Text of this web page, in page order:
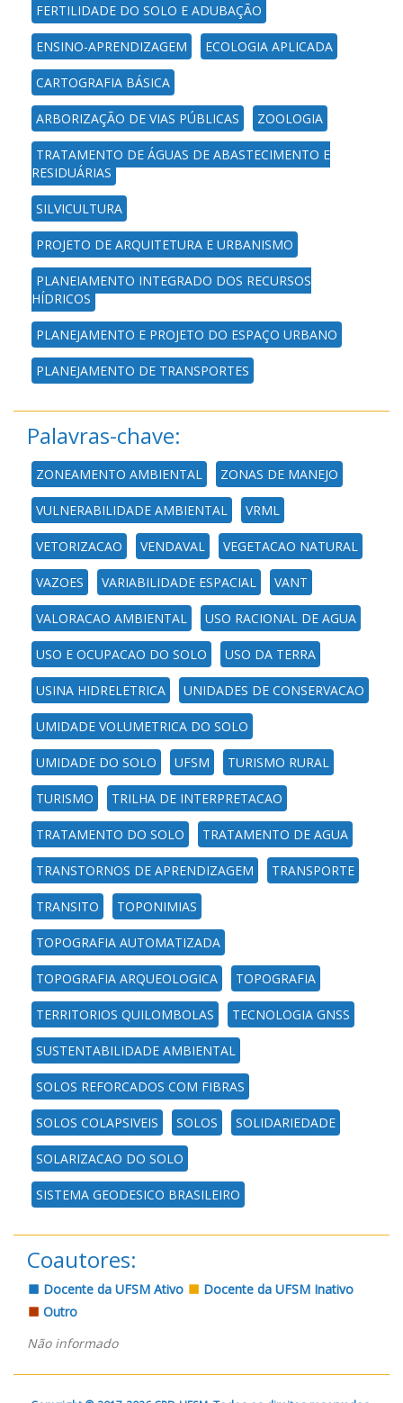
FERTILIDADE DO SOLO E ADUBAÇÃO
ENSINO-APRENDIZAGEM ECOLOGIA APLICADA
CARTOGRAFIA BÁSICA
ARBORIZAÇÃO DE VIAS PÚBLICAS ZOOLOGIA
TRATAMENTO DE ÁGUAS DE ABASTECIMENTO E
RESIDUÁRIAS
SILVICULTURA
PROJETO DE ARQUITETURA E URBANISMO
PLANEJAMENTO INTEGRADO DOS RECURSOS
HÍDRICOS
PLANEJAMENTO E PROJETO DO ESPAÇO URBANO
PLANEJAMENTO DE TRANSPORTES
Palavras-chave:
ZONEAMENTO AMBIENTAL ZONAS DE MANEJO
VULNERABILIDADE AMBIENTAL VRML
VETORIZACAO VENDAVAL VEGETACAO NATURAL
VAZOES VARIABILIDADE ESPACIAL VANT
VALORACAO AMBIENTAL USO RACIONAL DE AGUA
USO E OCUPACAO DO SOLO USO DA TERRA
USINA HIDRELETRICA UNIDADES DE CONSERVACAO
UMIDADE VOLUMETRICA DO SOLO
UMIDADE DO SOLO UFSM TURISMO RURAL
TURISMO TRILHA DE INTERPRETACAO
TRATAMENTO DO SOLO TRATAMENTO DE AGUA
TRANSTORNOS DE APRENDIZAGEM TRANSPORTE
TRANSITO TOPONIMIAS
TOPOGRAFIA AUTOMATIZADA
TOPOGRAFIA ARQUEOLOGICA TOPOGRAFIA
TERRITORIOS QUILOMBOLAS TECNOLOGIA GNSS
SUSTENTABILIDADE AMBIENTAL
SOLOS REFORCADOS COM FIBRAS
SOLOS COLAPSIVEIS SOLOS SOLIDARIEDADE
SOLARIZACAO DO SOLO
SISTEMA GEODESICO BRASILEIRO
Coautores:
Docente da UFSM Ativo
Docente da UFSM Inativo
Outro
Não informado